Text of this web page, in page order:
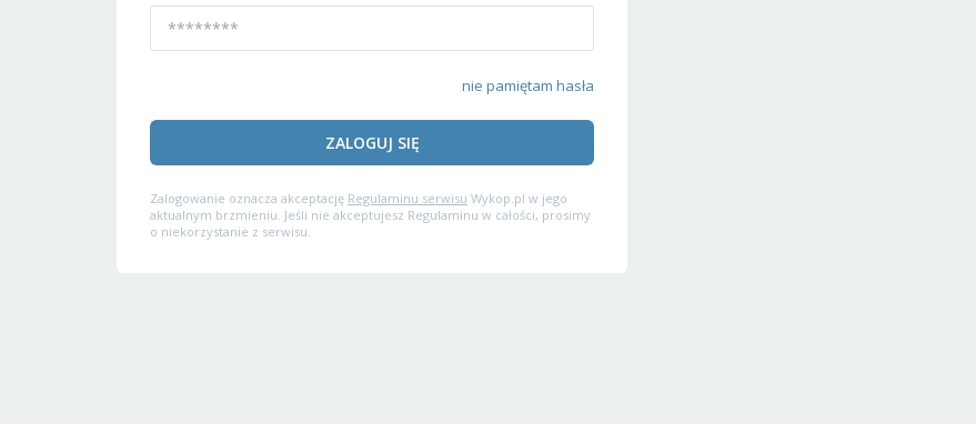
nie pamiętam hasła
ZALOGUJ SIĘ
Zalogowanie oznacza akceptację Regulaminu serwisu Wykop.pl w jego
aktualnym brzmieniu. Jeśli nie akceptujesz Regulaminu w całości, prosimy
o niekorzystanie z serwisu.